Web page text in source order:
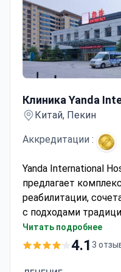
Клиника Yanda
Китай, Пекин
Аккредитации :
Yanda International
предлагает
реабилитации,
с подходами
медицины.
Больница провела
Читать подробнее
4.1 3